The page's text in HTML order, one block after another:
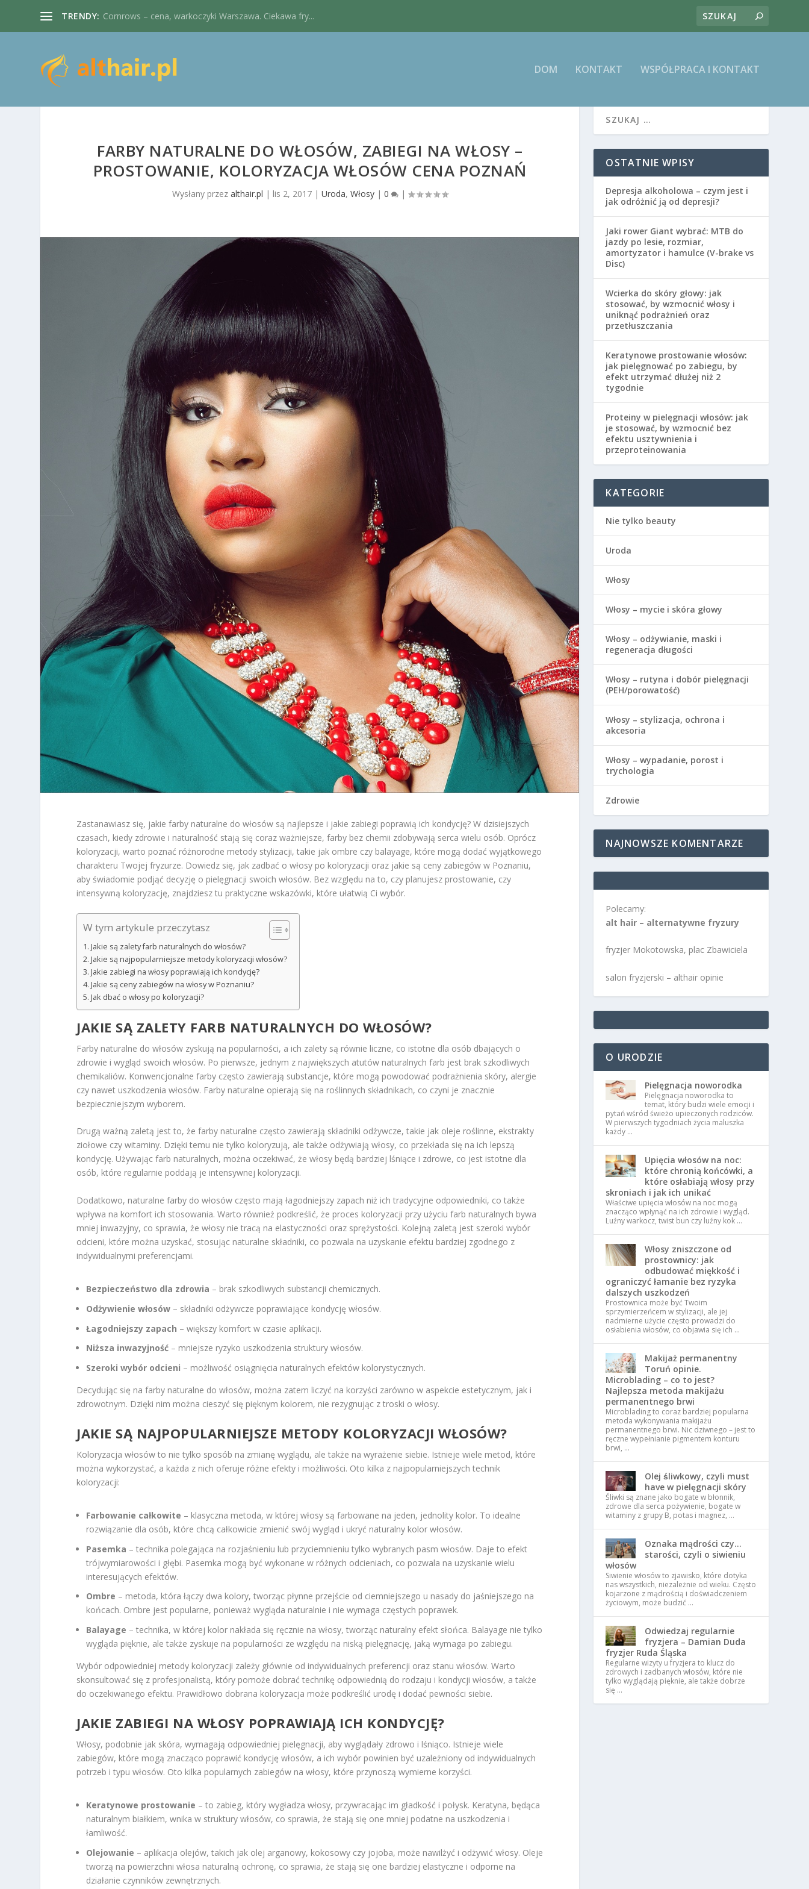
TRENDY: Cornrows – cena, warkoczyki Warszawa. Ciekawa fry...
DOM KONTAKT WSPÓŁPRACA I KONTAKT
FARBY NATURALNE DO WŁOSÓW, ZABIEGI NA WŁOSY –
PROSTOWANIE, KOLORYZACJA WŁOSÓW CENA POZNAŃ
Wysłany przez althair.pl | lis 2, 2017| Uroda, Włosy| 0 |
Zastanawiasz się, jakie farby naturalne do włosów są najlepsze i jakie zabiegi poprawią ich kondycję? W dzisiejszych
czasach, kiedy zdrowie i naturalność stają się coraz ważniejsze, farby bez chemii zdobywają serca wielu osób. Oprócz
koloryzacji, warto poznać różnorodne metody stylizacji, takie jak ombre czy balayage, które mogą dodać wyjątkowego
charakteru Twojej fryzurze. Dowiedz się, jak zadbać o włosy po koloryzacji oraz jakie są ceny zabiegów w Poznaniu,
aby świadomie podjąć decyzję o pielęgnacji swoich włosów. Bez względu na to, czy planujesz prostowanie, czy
intensywną koloryzację, znajdziesz tu praktyczne wskazówki, które ułatwią Ci wybór.
W tym artykule przeczytasz
Jakie są zalety farb naturalnych do włosów?
Jakie są najpopularniejsze metody koloryzacji włosów?
Jakie zabiegi na włosy poprawiają ich kondycję?
Jakie są ceny zabiegów na włosy w Poznaniu?
Jak dbać o włosy po koloryzacji?
JAKIE SĄ ZALETY FARB NATURALNYCH DO WŁOSÓW?
Farby naturalne do włosów zyskują na popularności, a ich zalety są równie liczne, co istotne dla osób dbających o
zdrowie i wygląd swoich włosów. Po pierwsze, jednym z największych atutów naturalnych farb jest brak szkodliwych
chemikaliów. Konwencjonalne farby często zawierają substancje, które mogą powodować podrażnienia skóry, alergie
czy nawet uszkodzenia włosów. Farby naturalne opierają się na roślinnych składnikach, co czyni je znacznie
bezpieczniejszym wyborem.
Drugą ważną zaletą jest to, że farby naturalne często zawierają składniki odżywcze, takie jak oleje roślinne, ekstrakty
ziołowe czy witaminy. Dzięki temu nie tylko koloryzują, ale także odżywiają włosy, co przekłada się na ich lepszą
kondycję. Używając farb naturalnych, można oczekiwać, że włosy będą bardziej lśniące i zdrowe, co jest istotne dla
osób, które regularnie poddają je intensywnej koloryzacji.
Dodatkowo, naturalne farby do włosów często mają łagodniejszy zapach niż ich tradycyjne odpowiedniki, co także
wpływa na komfort ich stosowania. Warto również podkreślić, że proces koloryzacji przy użyciu farb naturalnych bywa
mniej inwazyjny, co sprawia, że włosy nie tracą na elastyczności oraz sprężystości. Kolejną zaletą jest szeroki wybór
odcieni, które można uzyskać, stosując naturalne składniki, co pozwala na uzyskanie efektu bardziej zgodnego z
indywidualnymi preferencjami.
Bezpieczeństwo dla zdrowia – brak szkodliwych substancji chemicznych.
Odżywienie włosów – składniki odżywcze poprawiające kondycję włosów.
Łagodniejszy zapach – większy komfort w czasie aplikacji.
Niższa inwazyjność – mniejsze ryzyko uszkodzenia struktury włosów.
Szeroki wybór odcieni – możliwość osiągnięcia naturalnych efektów kolorystycznych.
Decydując się na farby naturalne do włosów, można zatem liczyć na korzyści zarówno w aspekcie estetycznym, jak i
zdrowotnym. Dzięki nim można cieszyć się pięknym kolorem, nie rezygnując z troski o włosy.
JAKIE SĄ NAJPOPULARNIEJSZE METODY KOLORYZACJI WŁOSÓW?
Koloryzacja włosów to nie tylko sposób na zmianę wyglądu, ale także na wyrażenie siebie. Istnieje wiele metod, które
można wykorzystać, a każda z nich oferuje różne efekty i możliwości. Oto kilka z najpopularniejszych technik
koloryzacji:
Farbowanie całkowite – klasyczna metoda, w której włosy są farbowane na jeden, jednolity kolor. To idealne
rozwiązanie dla osób, które chcą całkowicie zmienić swój wygląd i ukryć naturalny kolor włosów.
Pasemka – technika polegająca na rozjaśnieniu lub przyciemnieniu tylko wybranych pasm włosów. Daje to efekt
trójwymiarowości i głębi. Pasemka mogą być wykonane w różnych odcieniach, co pozwala na uzyskanie wielu
interesujących efektów.
Ombre – metoda, która łączy dwa kolory, tworząc płynne przejście od ciemniejszego u nasady do jaśniejszego na
końcach. Ombre jest popularne, ponieważ wygląda naturalnie i nie wymaga częstych poprawek.
Balayage – technika, w której kolor nakłada się ręcznie na włosy, tworząc naturalny efekt słońca. Balayage nie tylko
wygląda pięknie, ale także zyskuje na popularności ze względu na niską pielęgnację, jaką wymaga po zabiegu.
Wybór odpowiedniej metody koloryzacji zależy głównie od indywidualnych preferencji oraz stanu włosów. Warto
skonsultować się z profesjonalistą, który pomoże dobrać technikę odpowiednią do rodzaju i kondycji włosów, a także
do oczekiwanego efektu. Prawidłowo dobrana koloryzacja może podkreślić urodę i dodać pewności siebie.
JAKIE ZABIEGI NA WŁOSY POPRAWIAJĄ ICH KONDYCJĘ?
Włosy, podobnie jak skóra, wymagają odpowiedniej pielęgnacji, aby wyglądały zdrowo i lśniąco. Istnieje wiele
zabiegów, które mogą znacząco poprawić kondycję włosów, a ich wybór powinien być uzależniony od indywidualnych
potrzeb i typu włosów. Oto kilka popularnych zabiegów na włosy, które przynoszą wymierne korzyści.
Keratynowe prostowanie – to zabieg, który wygładza włosy, przywracając im gładkość i połysk. Keratyna, będąca
naturalnym białkiem, wnika w struktury włosów, co sprawia, że stają się one mniej podatne na uszkodzenia i
łamliwość.
Olejowanie – aplikacja olejów, takich jak olej arganowy, kokosowy czy jojoba, może nawilżyć i odżywić włosy. Oleje
tworzą na powierzchni włosa naturalną ochronę, co sprawia, że stają się one bardziej elastyczne i odporne na
działanie czynników zewnętrznych.
OSTATNIE WPISY
Depresja alkoholowa – czym jest i
jak odróżnić ją od depresji?
Jaki rower Giant wybrać: MTB do
jazdy po lesie, rozmiar,
amortyzator i hamulce (V-brake vs
Disc)
Wcierka do skóry głowy: jak
stosować, by wzmocnić włosy i
uniknąć podrażnień oraz
przetłuszczania
Keratynowe prostowanie włosów:
jak pielęgnować po zabiegu, by
efekt utrzymać dłużej niż 2
tygodnie
Proteiny w pielęgnacji włosów: jak
je stosować, by wzmocnić bez
efektu usztywnienia i
przeproteinowania
KATEGORIE
Nie tylko beauty
Uroda
Włosy
Włosy – mycie i skóra głowy
Włosy – odżywianie, maski i
regeneracja długości
Włosy – rutyna i dobór pielęgnacji
(PEH/porowatość)
Włosy – stylizacja, ochrona i
akcesoria
Włosy – wypadanie, porost i
trychologia
Zdrowie
NAJNOWSZE KOMENTARZE
Polecamy:
alt hair – alternatywne fryzury
fryzjer Mokotowska, plac Zbawiciela
salon fryzjerski – althair opinie
O URODZIE
Pielęgnacja noworodka
Pielęgnacja noworodka to
temat, który budzi wiele emocji i
pytań wśród świeżo upieczonych rodziców.
W pierwszych tygodniach życia maluszka
każdy …
Upięcia włosów na noc:
które chronią końcówki, a
które osłabiają włosy przy
skroniach i jak ich unikać
Właściwe upięcia włosów na noc mogą
znacząco wpłynąć na ich zdrowie i wygląd.
Luźny warkocz, twist bun czy luźny kok …
Włosy zniszczone od
prostownicy: jak
odbudować miękkość i
ograniczyć łamanie bez ryzyka
dalszych uszkodzeń
Prostownica może być Twoim
sprzymierzeńcem w stylizacji, ale jej
nadmierne użycie często prowadzi do
osłabienia włosów, co objawia się ich …
Makijaż permanentny
Toruń opinie.
Microblading – co to jest?
Najlepsza metoda makijażu
permanentnego brwi
Microblading to coraz bardziej popularna
metoda wykonywania makijażu
permanentnego brwi. Nic dziwnego – jest to
ręczne wypełnianie pigmentem konturu
brwi, …
Olej śliwkowy, czyli must
have w pielęgnacji skóry
Śliwki są znane jako bogate w błonnik,
zdrowe dla serca pożywienie, bogate w
witaminy z grupy B, potas i magnez, …
Oznaka mądrości czy…
starości, czyli o siwieniu
włosów
Siwienie włosów to zjawisko, które dotyka
nas wszystkich, niezależnie od wieku. Często
kojarzone z mądrością i doświadczeniem
życiowym, może budzić …
Odwiedzaj regularnie
fryzjera – Damian Duda
fryzjer Ruda Śląska
Regularne wizyty u fryzjera to klucz do
zdrowych i zadbanych włosów, które nie
tylko wyglądają pięknie, ale także dobrze
się …